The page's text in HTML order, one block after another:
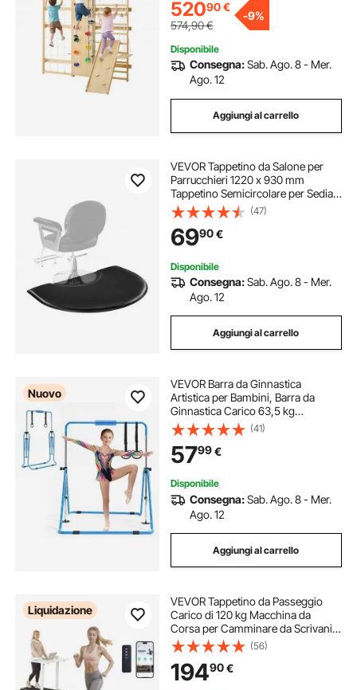
52090€
574,90€
-9%
Disponibile
Consegna:Sab. Ago. 8 - Mer.
Ago. 12
Aggiungi al carrello
VEVOR Tappetino da Salone per
Parrucchieri 1220 x 930 mm
Tappetino Semicircolare per Sedia
da Salone, 25 mm di Spessore, con
Taglio Rotondo, Facile da Pulire e
Bordi Smussati Anti-Inciampo,
Nero Opaco
(47)
6990€
Disponibile
Consegna:Sab. Ago. 8 - Mer.
Ago. 12
Aggiungi al carrello
Nuovo
VEVOR Barra da Ginnastica
Artistica per Bambini, Barra da
Ginnastica Carico 63,5 kg
Pieghevole 1500 x 1080 x 1350 mm
Allenamento Esercizio per Casa 3-
8 Anni, Telaio in Acciaio al
Carbonio, Colore Blu
(41)
5799€
Disponibile
Consegna:Sab. Ago. 8 - Mer.
Ago. 12
Aggiungi al carrello
Liquidazione
VEVOR Tappetino da Passeggio
Carico di 120 kg Macchina da
Corsa per Camminare da Scrivania
con Inclinazione, Tappetino da
Passeggio Portatile per l'Ufficio con
Telecomando, Schermo LED,
Bluetooth
(56)
19490€